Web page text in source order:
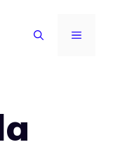
MENU